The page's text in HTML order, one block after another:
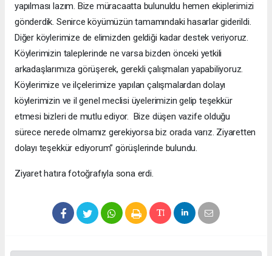
yapılması lazım. Bize müracaatta bulunuldu hemen ekiplerimizi
gönderdik. Senirce köyümüzün tamamındaki hasarlar giderildi.
Diğer köylerimize de elimizden geldiği kadar destek veriyoruz.
Köylerimizin taleplerinde ne varsa bizden önceki yetkili
arkadaşlarımıza görüşerek, gerekli çalışmaları yapabiliyoruz.
Köylerimize ve ilçelerimize yapılan çalışmalardan dolayı
köylerimizin ve il genel meclisi üyelerimizin gelip teşekkür
etmesi bizleri de mutlu ediyor. Bize düşen vazife olduğu
sürece nerede olmamız gerekiyorsa biz orada varız. Ziyaretten
dolayı teşekkür ediyorum” görüşlerinde bulundu.
Ziyaret hatıra fotoğrafıyla sona erdi.